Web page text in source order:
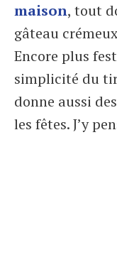
maison, tout
gâteau
Encore plus
simplicité du
donne aussi
les fêtes. J’y